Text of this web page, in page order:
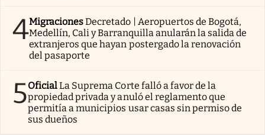
4MigracionesDecretado | Aeropuertos de Bogotá,
Medellín, Cali y Barranquilla anularán la salida de
extranjeros que hayan postergado la renovación
del pasaporte
5OficialLa Suprema Corte falló a favor de la
propiedad privada y anuló el reglamento que
permitía a municipios usar casas sin permiso de
sus dueños